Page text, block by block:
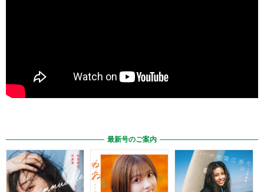
最新号のご案内